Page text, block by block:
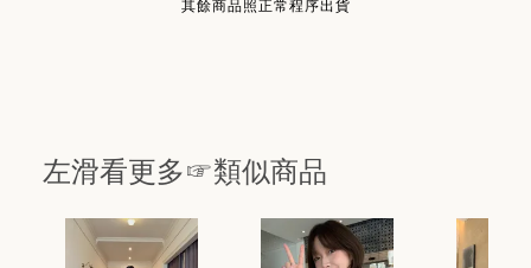
其餘商品照正常程序出貨
左滑看更多☞類似商品